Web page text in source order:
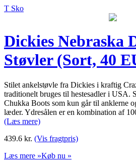
T Sko
Dickies Nebraska
Støvler (Sort, 40
Stilet ankelstøvle fra Dickies i kraftig
traditionelt bruges til hestesadler i USA.
Chukka Boots som kun går til anklerne
læder. Ydresålen er en kombination af
(Læs mere)
439.6 kr. (Vis fragtpris)
Læs mere »Køb nu »